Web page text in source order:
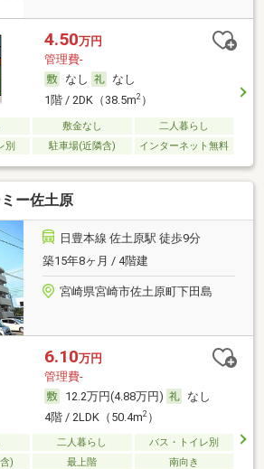
4.50万円
管理費-
なし
なし
1階 / 2DK（38.5m2）
敷金なし
二人暮らし
別
駐車場(近隣含) インターネット無料
ー佐土原
日豊本線 佐土原駅 徒歩9分
築15年8ヶ月 / 4階建
宮崎県宮崎市佐土原町下田島
6.10万円
管理費-
12.2万円(4.88万円)
なし
4階 / 2LDK（50.4m2）
二人暮らし
バス・トイレ別
)
最上階 南向き